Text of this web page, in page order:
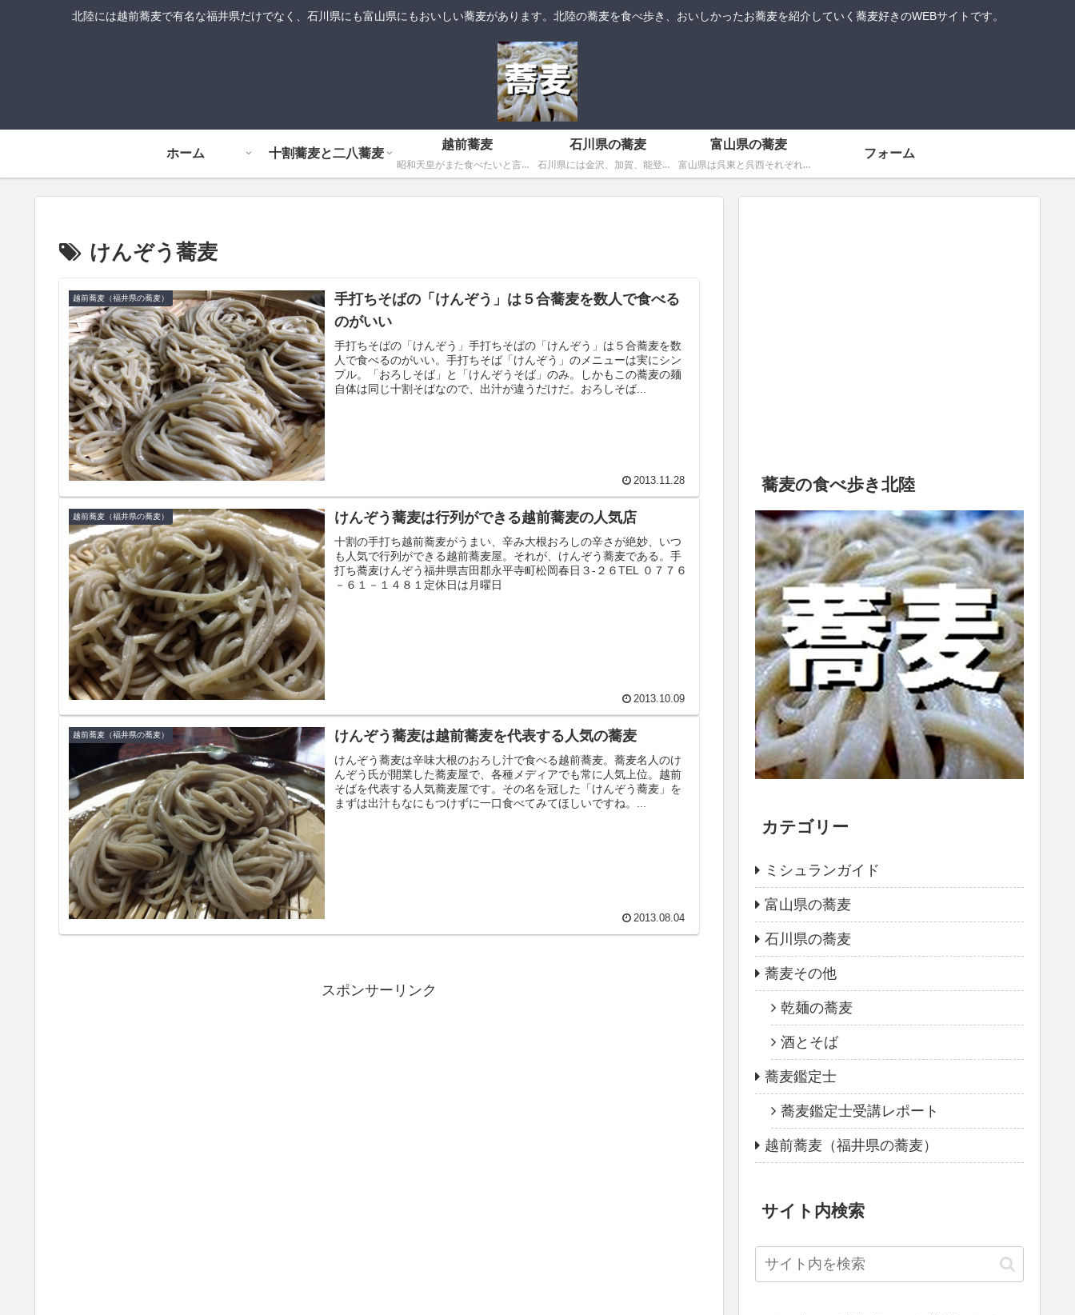
北陸には越前蕎麦で有名な福井県だけでなく、石川県にも富山県にもおいしい蕎麦があります。北陸の蕎麦を食べ歩き、おいしかったお蕎麦を紹介していく蕎麦好きのWEBサイトです。
ホーム 十割蕎麦と二八蕎麦
越前蕎麦
昭和天皇がまた食べたいと言ったことで有名な越前蕎麦は福井県の食文化を象徴する太くて固い味わい深い蕎麦です。
石川県の蕎麦
石川県には金沢、加賀、能登の風土気候にあわせた蕎麦の文化があります。
富山県の蕎麦
富山県は呉東と呉西それぞれに蕎麦の文化があります。
フォーム
けんぞう蕎麦
越前蕎麦（福井県の蕎麦）
手打ちそばの「けんぞう」は５合蕎麦を数人で食べる
のがいい
手打ちそばの「けんぞう」手打ちそばの「けんぞう」は５合蕎麦を数
人で食べるのがいい。手打ちそば「けんぞう」のメニューは実にシン
プル。「おろしそば」と「けんぞうそば」のみ。しかもこの蕎麦の麺
自体は同じ十割そばなので、出汁が違うだけだ。おろしそば...
2013.11.28
越前蕎麦（福井県の蕎麦） けんぞう蕎麦は行列ができる越前蕎麦の人気店
十割の手打ち越前蕎麦がうまい、辛み大根おろしの辛さが絶妙、いつ
も人気で行列ができる越前蕎麦屋。それが、けんぞう蕎麦である。手
打ち蕎麦けんぞう福井県吉田郡永平寺町松岡春日３-２６TEL ０７７６
－６１－１４８１定休日は月曜日
2013.10.09
越前蕎麦（福井県の蕎麦） けんぞう蕎麦は越前蕎麦を代表する人気の蕎麦
けんぞう蕎麦は辛味大根のおろし汁で食べる越前蕎麦。蕎麦名人のけ
んぞう氏が開業した蕎麦屋で、各種メディアでも常に人気上位。越前
そばを代表する人気蕎麦屋です。その名を冠した「けんぞう蕎麦」を
まずは出汁もなにもつけずに一口食べてみてほしいですね。...
2013.08.04
スポンサーリンク
蕎麦の食べ歩き北陸
カテゴリー
ミシュランガイド
富山県の蕎麦
石川県の蕎麦
蕎麦その他
乾麺の蕎麦
酒とそば
蕎麦鑑定士
蕎麦鑑定士受講レポート
越前蕎麦（福井県の蕎麦）
サイト内検索